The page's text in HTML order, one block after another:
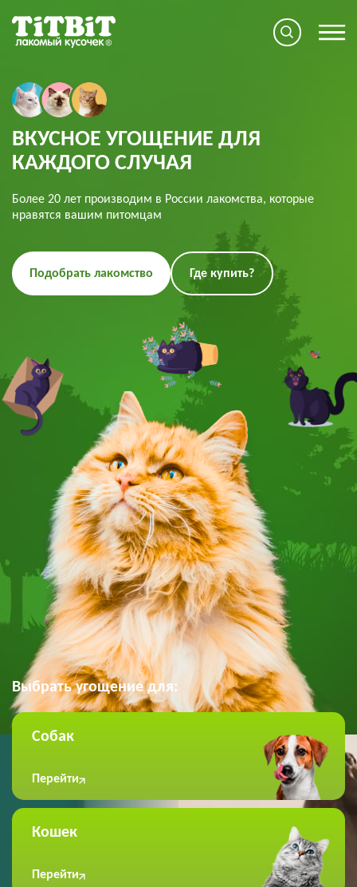
ВКУСНОЕ УГОЩЕНИЕ ДЛЯ
КАЖДОГО СЛУЧАЯ
Более 20 лет производим в России лакомства, которые
нравятся вашим питомцам
Подобрать лакомство Где купить?
Выбрать угощение для:
Собак
Перейти
Кошек
Перейти